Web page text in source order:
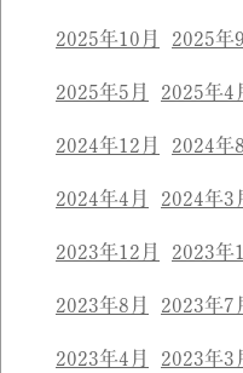
2025年10月 2025年
2025年5月 2025年4
2024年12月 2024年
2024年4月 2024年3
2023年12月 2023年
2023年8月 2023年7
2023年4月 2023年3